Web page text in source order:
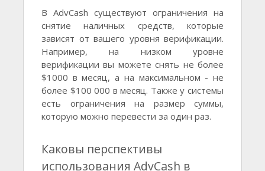
В AdvCash существуют ограничения на
снятие наличных средств, которые
зависят от вашего уровня верификации.
Например, на низком уровне
верификации вы можете снять не более
$1000 в месяц, а на максимальном - не
более $100 000 в месяц. Также у системы
есть ограничения на размер суммы,
которую можно перевести за один раз.
Каковы перспективы
использования AdvCash в